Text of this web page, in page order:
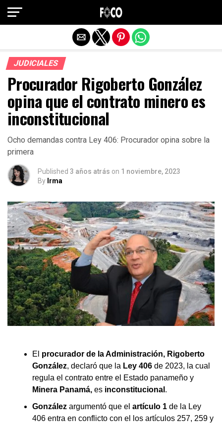
JUDICIALES
Procurador Rigoberto González
opina que el contrato minero es
inconstitucional
Ocho demandas contra Ley 406: Procurador opina sobre la
primera
Published 3 años atrás on 1 noviembre, 2023
By Irma
El procurador de la Administración, Rigoberto
González, declaró que la Ley 406 de 2023, la cual
regula el contrato entre el Estado panameño y
Minera Panamá, es inconstitucional .
González argumentó que el artículo 1 de la Ley
406 entra en conflicto con el los artículos 257, 259 y
Salir de la versión móvil